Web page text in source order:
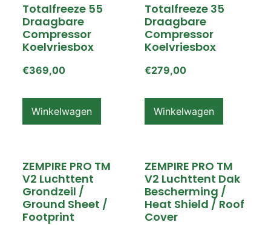
Totalfreeze 55
Draagbare
Compressor
Koelvriesbox
€369,00
Winkelwagen
Totalfreeze 35
Draagbare
Compressor
Koelvriesbox
€279,00
Winkelwagen
ZEMPIRE PRO TM
V2 Luchttent
Grondzeil /
Ground Sheet /
Footprint
ZEMPIRE PRO TM
V2 Luchttent Dak
Bescherming /
Heat Shield / Roof
Cover